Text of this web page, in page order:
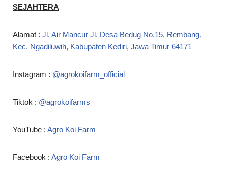
SEJAHTERA
Alamat : Jl. Air Mancur Jl. Desa Bedug No.15, Rembang,
Kec. Ngadiluwih, Kabupaten Kediri, Jawa Timur 64171
Instagram : @agrokoifarm_official
Tiktok : @agrokoifarms
YouTube : Agro Koi Farm
Facebook : Agro Koi Farm